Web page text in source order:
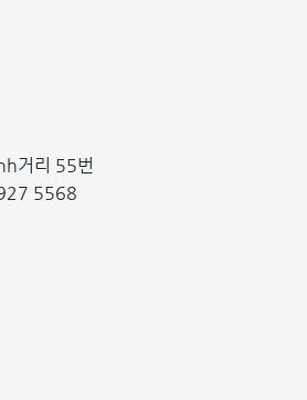
시행하며, 이후 만 6세까지 추가 접
는 생후 6개월 이내에 기초 접종을 완
월 전까지 2차 및 3차 접종을 마치는
핵균으로부터 아이를 보호하기 위한
거리 55번
5568